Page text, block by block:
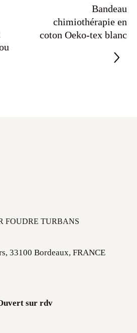
Bandeau
chimiothérapie en
coton Oeko-tex blanc
FOUDRE TURBANS
33100 Bordeaux, FRANCE
sur rdv